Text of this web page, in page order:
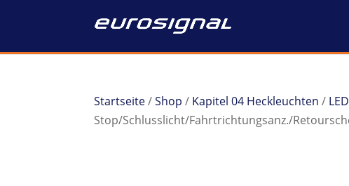
Startseite/Shop / Kapitel 04 Heckleuchten /
Stop/Schlusslicht/Fahrtrichtungsanz./